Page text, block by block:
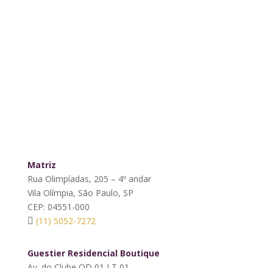
Matriz
Rua Olimpíadas, 205 – 4º andar
Vila Olímpia, São Paulo, SP
CEP: 04551-000
(11) 5052-7272
Guestier Residencial Boutique